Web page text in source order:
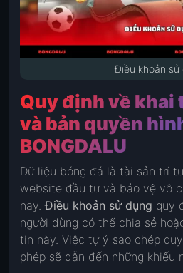
Điều khoản sử
Quy định về khai
và bản quyền
BONGDALU
Dữ liệu bóng đá là tài sản trí
website đầu tư và bảo vệ vô
nay.Điều khoản sử dụng quy
người dùng có thể chia sẻ
tin này. Việc tự ý sao chép
phép sẽ dẫn đến những khiếu